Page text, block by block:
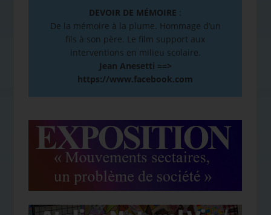
DEVOIR DE MÉMOIRE :
De la mémoire à la plume. Hommage d’un
fils à son père. Le film support aux
interventions en milieu scolaire.
Jean Anesetti ==>
https://www.facebook.com